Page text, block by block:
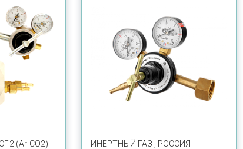
2 (Ar-СО2)
ИНЕРТНЫЙ ГАЗ , РОССИЯ